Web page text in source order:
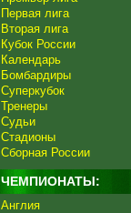
Первая лига
Вторая лига
Кубок России
Календарь
Бомбардиры
Суперкубок
Тренеры
Судьи
Стадионы
Сборная России
ЧЕМПИОНАТЫ:
Англия